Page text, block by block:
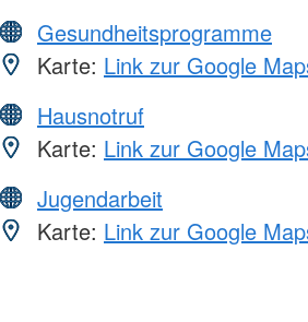
Gesundheitsprogramme
Karte: Link zur Google
Hausnotruf
Karte: Link zur Google
Jugendarbeit
Karte: Link zur Google